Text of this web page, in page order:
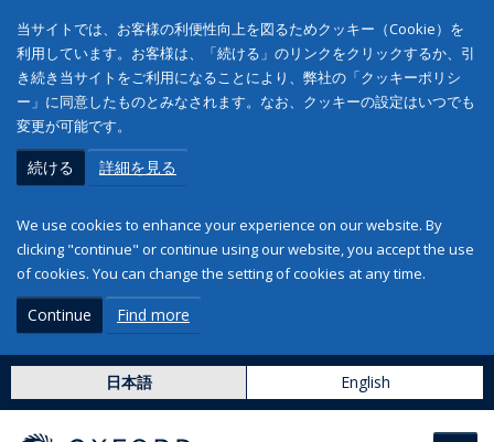
当サイトでは、お客様の利便性向上を図るためクッキー（Cookie）を
利用しています。お客様は、「続ける」のリンクをクリックするか、引
き続き当サイトをご利用になることにより、弊社の「クッキーポリシ
ー」に同意したものとみなされます。なお、クッキーの設定はいつでも
変更が可能です。
続ける 詳細を見る
We use cookies to enhance your experience on our website. By
clicking "continue" or continue using our website, you accept the use
of cookies. You can change the setting of cookies at any time.
Continue Find more
日本語 English